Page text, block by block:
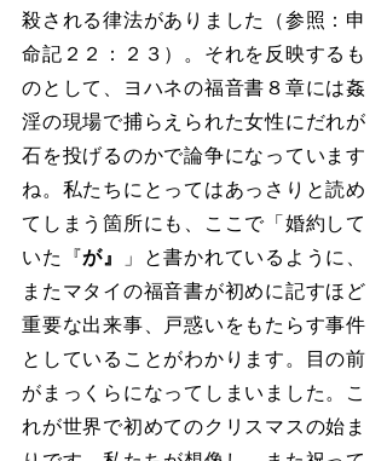
殺される律法がありました（参照：申
命記２２：２３）。それを反映するも
のとして、ヨハネの福音書８章には姦
淫の現場で捕らえられた女性にだれが
石を投げるのかで論争になっています
ね。私たちにとってはあっさりと読め
てしまう箇所にも、ここで「婚約して
いた『が』
」と書かれているように、
またマタイの福音書が初めに記すほど
重要な出来事、戸惑いをもたらす事件
としていることがわかります。目の前
がまっくらになってしまいました。こ
れが世界で初めてのクリスマスの始ま